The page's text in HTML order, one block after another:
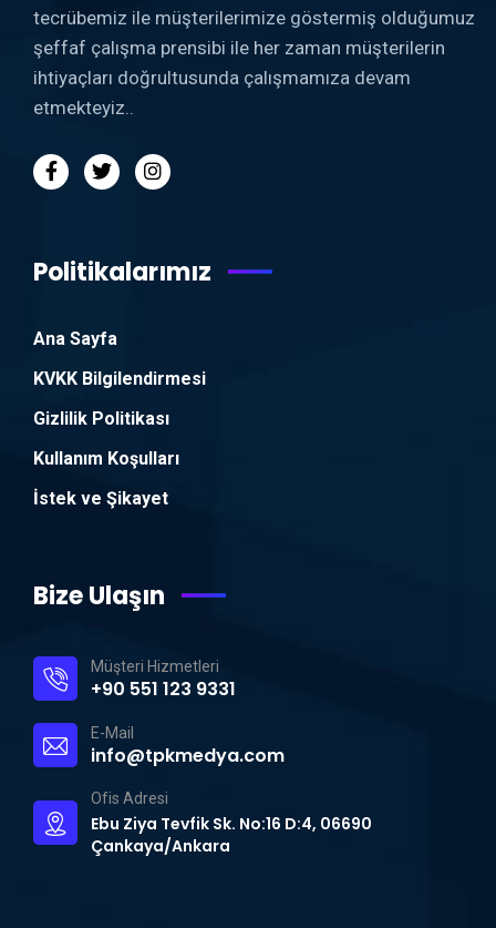
tecrübemiz ile müşterilerimize göstermiş olduğumuz
şeffaf çalışma prensibi ile her zaman müşterilerin
ihtiyaçları doğrultusunda çalışmamıza devam
etmekteyiz..
Politikalarımız
Ana Sayfa
KVKK Bilgilendirmesi
Gizlilik Politikası
Kullanım Koşulları
İstek ve Şikayet
Bize Ulaşın
Müşteri Hizmetleri
+90 551 123 9331
E-Mail
info@tpkmedya.com
Ofis Adresi
Ebu Ziya Tevfik Sk. No:16 D:4, 06690
Çankaya/Ankara